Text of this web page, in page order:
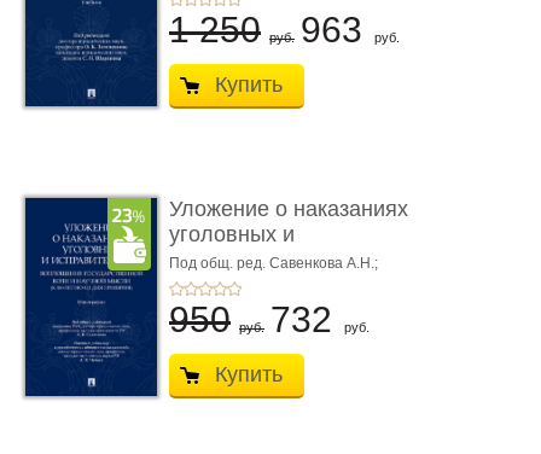
1 250 руб. 963 руб.
Купить
Уложение о наказаниях
уголовных и
исправитель ...
Под общ. ред. Савенкова А.Н.;
науч. ред. и рук. авт. кол. Чучаев
А.И.
950 руб. 732 руб.
Купить